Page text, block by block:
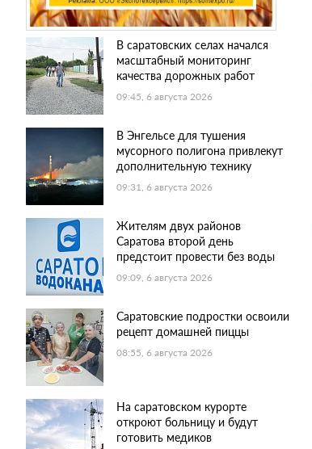
В саратовских селах начался
масштабный мониторинг
качества дорожных работ
09:45, 6 августа 2026
В Энгельсе для тушения
мусорного полигона привлекут
дополнительную технику
09:31, 6 августа 2026
Жителям двух районов
Саратова второй день
предстоит провести без воды
09:09, 6 августа 2026
Саратовские подростки освоили
рецепт домашней пиццы
08:55, 6 августа 2026
На саратовском курорте
откроют больницу и будут
готовить медиков